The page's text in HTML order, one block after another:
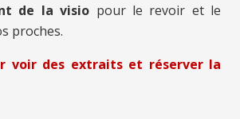
de la visio pour le revoir et le
proches.
voir des extraits et réserver la